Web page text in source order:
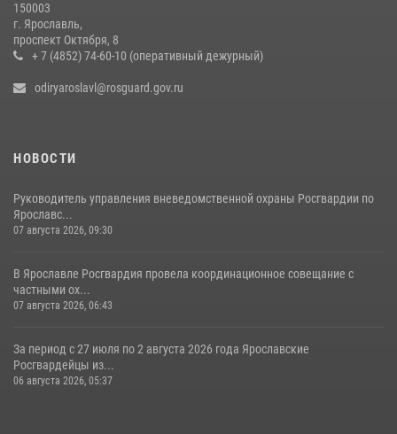
РОСГВАРДЕЙЦЫ ОБЕСПЕЧИЛИ БЕЗОПАСНОСТЬ ВО ВРЕМЯ
ПРОВЕДЕНИЯ РЯДА МЕРОПРИЯТИЙ В ЯРОСЛАВСКОЙ ОБЛАСТИ
20 июля 2026, 11:31 1
150003
г. Ярославль,
проспект Октября, 8
+ 7 (4852) 74-60-10 (оперативный дежурный)
odiryaroslavl@rosguard.gov.ru
НОВОСТИ
Руководитель управления вневедомственной охраны Росгвардии по
Ярославс...
07 августа 2026, 09:30
В Ярославле Росгвардия провела координационное совещание с
частными ох...
07 августа 2026, 06:43
За период с 27 июля по 2 августа 2026 года Ярославские
Росгвардейцы из...
06 августа 2026, 05:37